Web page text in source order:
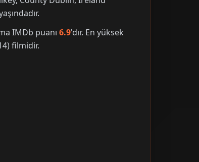
IMDb puanı6.9'dır. En yüksek
filmidir.